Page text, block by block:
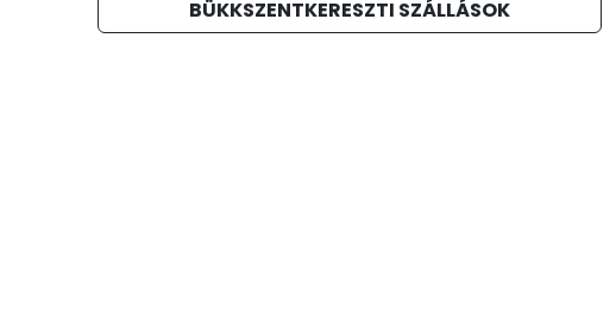
BÜKKSZENTKERESZTI SZÁLLÁSOK